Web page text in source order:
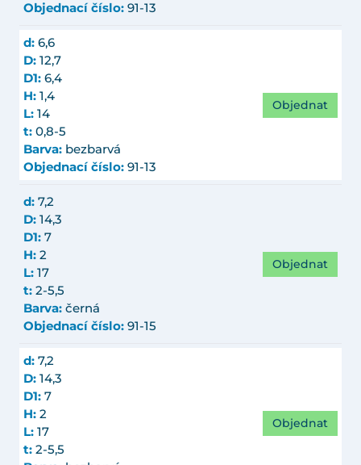
Objednací číslo: 91-13
d: 6,6
D: 12,7
D1: 6,4
H: 1,4
L: 14
t: 0,8-5
Barva: bezbarvá
Objednací číslo: 91-13
Objednat
d: 7,2
D: 14,3
D1: 7
H: 2
L: 17
t: 2-5,5
Barva: černá
Objednací číslo: 91-15
Objednat
d: 7,2
D: 14,3
D1: 7
H: 2
L: 17
t: 2-5,5
Objednat